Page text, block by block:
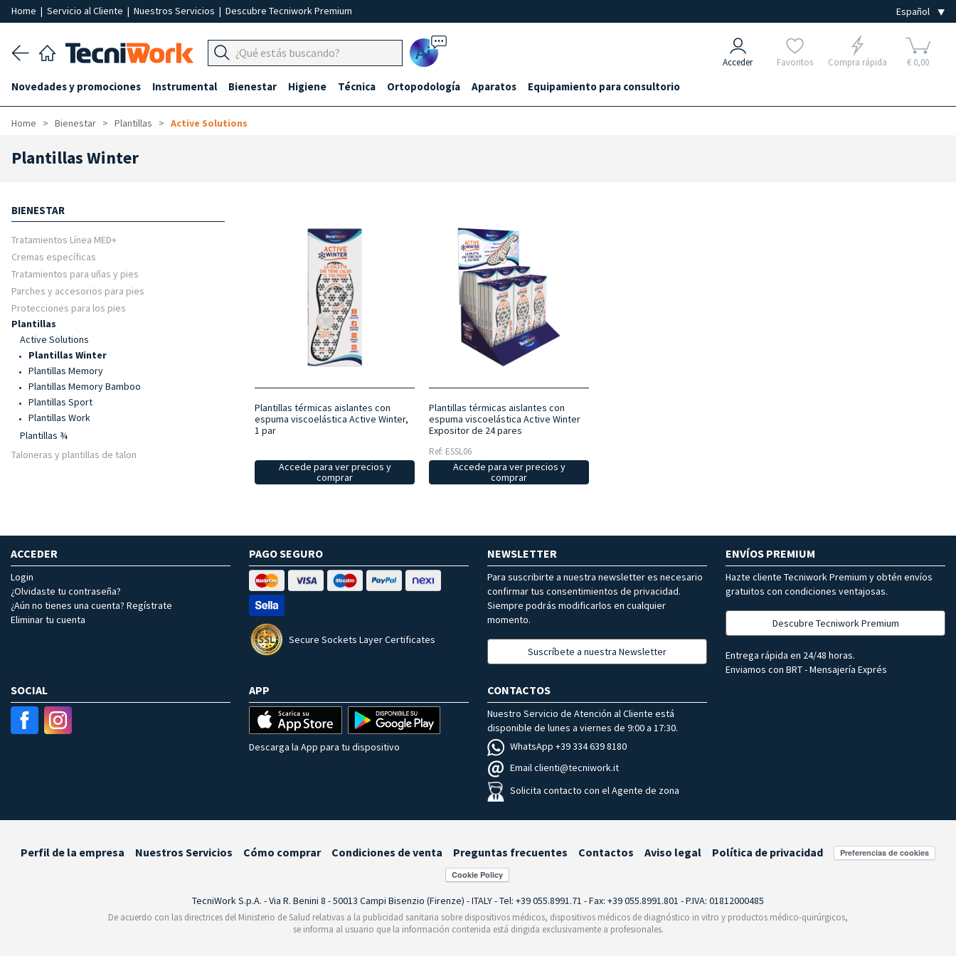
Home | Servicio al Cliente | Nuestros Servicios | Descubre Tecniwork Premium
Ai Acceder Favoritos Compra rápida € 0,00
Novedades y promociones Instrumental Bienestar Higiene Técnica Ortopodología Aparatos Equipamiento para consultorio
Home Bienestar Plantillas Active Solutions
Plantillas Winter
BIENESTAR
Tratamientos Línea MED+
Cremas específicas
Tratamientos para uñas y pies
Parches y accesorios para pies
Protecciones para los pies
Plantillas
Active Solutions
Plantillas Winter
Plantillas Memory
Plantillas Memory Bamboo
Plantillas Sport
Plantillas Work
Plantillas ¾
Taloneras y plantillas de talon
Plantillas térmicas aislantes con
espuma viscoelástica Active Winter,
1 par
Accede para ver precios y
comprar
Plantillas térmicas aislantes con
espuma viscoelástica Active Winter
Expositor de 24 pares
Ref: ESSL06
Accede para ver precios y
comprar
ACCEDER
Login
¿Olvidaste tu contraseña?
¿Aún no tienes una cuenta? Regístrate
Eliminar tu cuenta
PAGO SEGURO
Secure Sockets Layer Certificates
NEWSLETTER
Para suscribirte a nuestra newsletter es necesario
confirmar tus consentimientos de privacidad.
Siempre podrás modificarlos en cualquier
momento.
Suscríbete a nuestra Newsletter
ENVÍOS PREMIUM
Hazte cliente Tecniwork Premium y obtén envíos
gratuitos con condiciones ventajosas.
Descubre Tecniwork Premium
Entrega rápida en 24/48 horas.
Enviamos con BRT - Mensajería Exprés
SOCIAL APP
Descarga la App para tu dispositivo
CONTACTOS
Nuestro Servicio de Atención al Cliente está
disponible de lunes a viernes de 9:00 a 17:30.
WhatsApp +39 334 639 8180
Email clienti@tecniwork.it
Solicita contacto con el Agente de zona
Perfil de la empresa Nuestros Servicios Cómo comprar Condiciones de venta Preguntas frecuentes Contactos Aviso legal Política de privacidad Preferencias de cookies
TecniWork S.p.A. - Via R. Benini 8 - 50013 Campi Bisenzio (Firenze) - ITALY - Tel: +39 055.8991.71 - Fax: +39 055.8991.801 - P.IVA: 01812000485
De acuerdo con las directrices del Ministerio de Salud relativas a la publicidad sanitaria sobre dispositivos médicos, dispositivos médicos de diagnóstico in vitro y productos médico-quirúrgicos,
se informa al usuario que la información contenida está dirigida exclusivamente a profesionales.